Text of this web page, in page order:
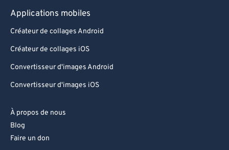
Applications mobiles
Créateur de collages Android
Créateur de collages iOS
Convertisseur d'images Android
Convertisseur d'images iOS
À propos de nous
Blog
Faire un don